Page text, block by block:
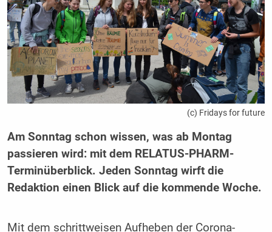
(c) Fridays for future
Am Sonntag schon wissen, was ab Montag
passieren wird: mit dem RELATUS-PHARM-
Terminüberblick. Jeden Sonntag wirft die
Redaktion einen Blick auf die kommende Woche.
Mit dem schrittweisen Aufheben der Corona-